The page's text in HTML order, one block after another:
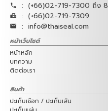
: (+66)02-719-7300 ถึง 8
: (+66)02-719-7309
: info@thaiseal.com
หน้าเว็บไซต์
หน้าหลัก
บทความ
ติดต่อเรา
สินค้า
ปะเก็นเชือก / ปะเก็นเส้น